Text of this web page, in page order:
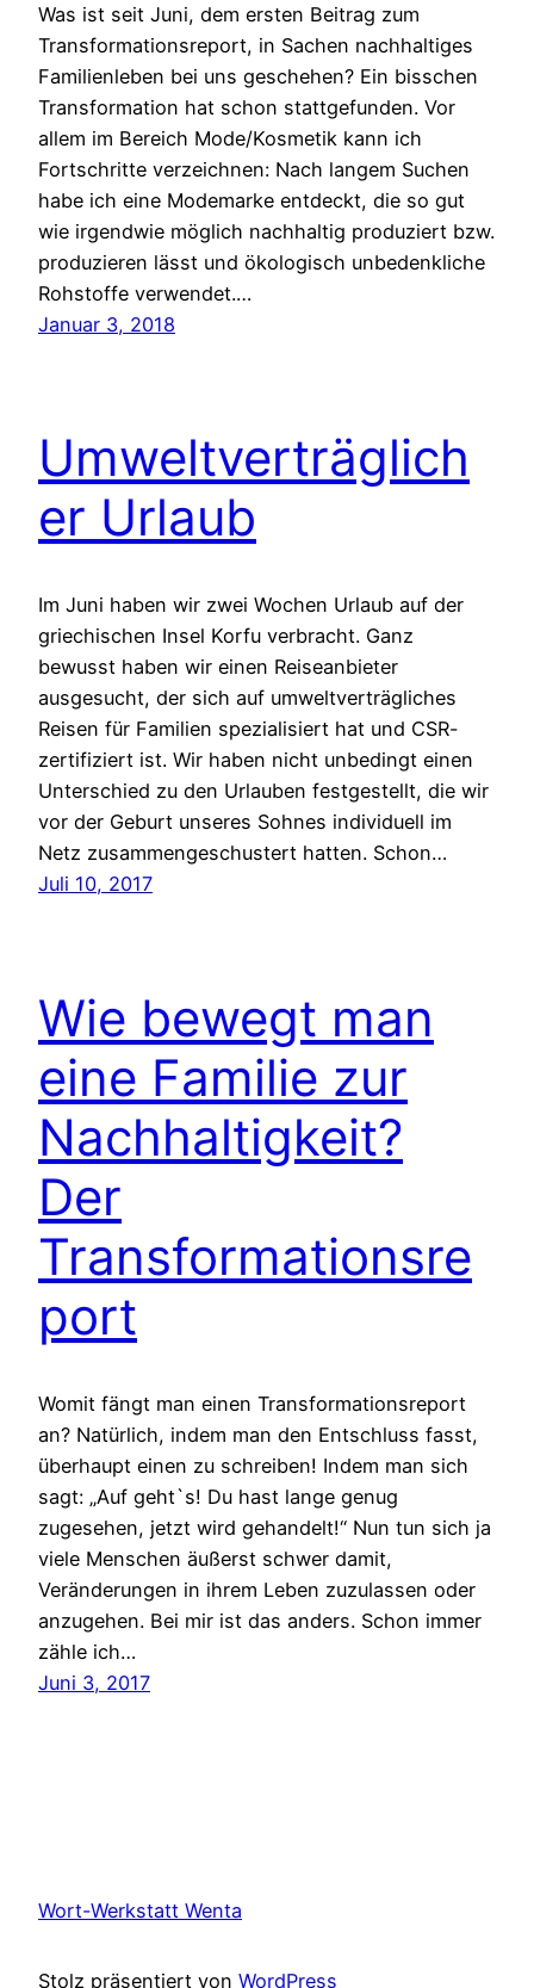
Was ist seit Juni, dem ersten Beitrag zum
Transformationsreport, in Sachen nachhaltiges
Familienleben bei uns geschehen? Ein bisschen
Transformation hat schon stattgefunden. Vor
allem im Bereich Mode/Kosmetik kann ich
Fortschritte verzeichnen: Nach langem Suchen
habe ich eine Modemarke entdeckt, die so gut
wie irgendwie möglich nachhaltig produziert bzw.
produzieren lässt und ökologisch unbedenkliche
Rohstoffe verwendet.…
Januar 3, 2018
Umweltverträglich
er Urlaub
Im Juni haben wir zwei Wochen Urlaub auf der
griechischen Insel Korfu verbracht. Ganz
bewusst haben wir einen Reiseanbieter
ausgesucht, der sich auf umweltverträgliches
Reisen für Familien spezialisiert hat und CSR-
zertifiziert ist. Wir haben nicht unbedingt einen
Unterschied zu den Urlauben festgestellt, die wir
vor der Geburt unseres Sohnes individuell im
Netz zusammengeschustert hatten. Schon…
Juli 10, 2017
Wie bewegt man
eine Familie zur
Nachhaltigkeit?
Der
Transformationsre
port
Womit fängt man einen Transformationsreport
an? Natürlich, indem man den Entschluss fasst,
überhaupt einen zu schreiben! Indem man sich
sagt: „Auf geht`s! Du hast lange genug
zugesehen, jetzt wird gehandelt!“ Nun tun sich ja
viele Menschen äußerst schwer damit,
Veränderungen in ihrem Leben zuzulassen oder
anzugehen. Bei mir ist das anders. Schon immer
zähle ich…
Juni 3, 2017
Wort-Werkstatt Wenta
Stolz präsentiert von WordPress